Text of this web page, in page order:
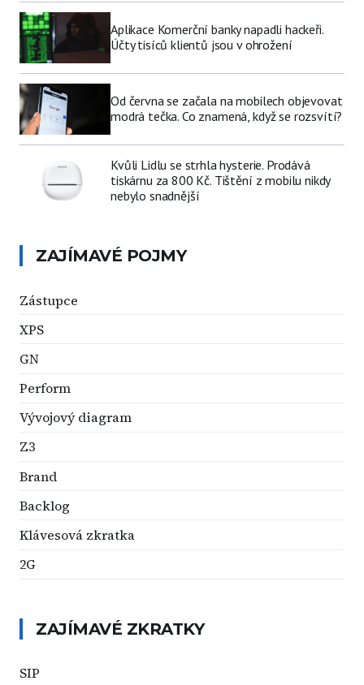
Aplikace Komerční banky napadli hackeři.
Účty tisíců klientů jsou v ohrožení
Od června se začala na mobilech objevovat
modrá tečka. Co znamená, když se rozsvítí?
Kvůli Lidlu se strhla hysterie. Prodává
tiskárnu za 800 Kč. Tištění z mobilu nikdy
nebylo snadnější
ZAJÍMAVÉ POJMY
Zástupce
XPS
GN
Perform
Vývojový diagram
Z3
Brand
Backlog
Klávesová zkratka
2G
ZAJÍMAVÉ ZKRATKY
SIP